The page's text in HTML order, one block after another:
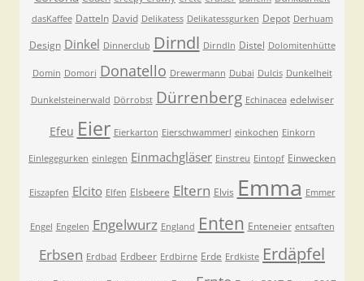
dasKaffee Datteln David Delikatess Delikatessgurken Depot Derhuam
Design Dinkel Dinnerclub Dirndl Dirndln Distel Dolomitenhütte
Domin Domori Donatello Drewermann Dubai Dulcis Dunkelheit
Dunkelsteinerwald Dörrobst Dürrenberg Echinacea edelwiser
Efeu Eier Eierkarton Eierschwammerl einkochen Einkorn
Einlegegurken einlegen Einmachgläser Einstreu Eintopf Einwecken
Eiszapfen Elcito Elfen Elsbeere Eltern Elvis Emma Emmer
Engel Engelen Engelwurz England Enten Enteneier entsaften
Erbsen Erdbad Erdbeer Erdbirne Erde Erdkiste Erdäpfel